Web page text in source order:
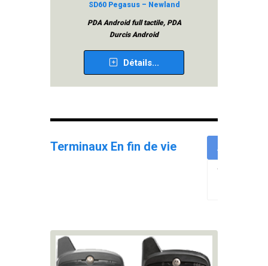
SD60 Pegasus – Newland
PDA Android full tactile, PDA
Durcis Android
Détails...
Terminaux En fin de vie All
Terminaux